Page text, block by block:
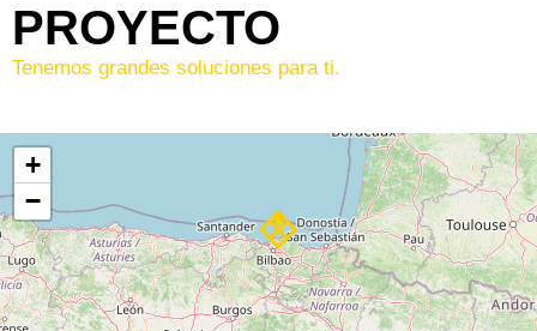
PROYECTO
Tenemos grandes soluciones para ti.
+
−